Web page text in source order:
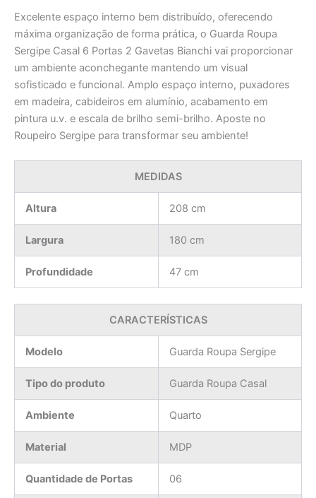
Excelente espaço interno bem distribuído, oferecendo
máxima organização de forma prática, o Guarda Roupa
Sergipe Casal 6 Portas 2 Gavetas Bianchi vai proporcionar
um ambiente aconchegante mantendo um visual
sofisticado e funcional. Amplo espaço interno, puxadores
em madeira, cabideiros em alumínio, acabamento em
pintura u.v. e escala de brilho semi-brilho. Aposte no
Roupeiro Sergipe para transformar seu ambiente!
MEDIDAS
Altura 208 cm
Largura 180 cm
Profundidade 47 cm
CARACTERÍSTICAS
Modelo Guarda Roupa Sergipe
Tipo do produto Guarda Roupa Casal
Ambiente Quarto
Material MDP
Quantidade de Portas 06